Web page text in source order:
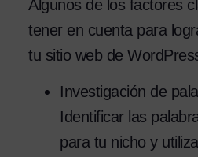
Algunos de los factores
tener en cuenta para
tu sitio web de
Investigación de
Identificar las
para tu nicho y